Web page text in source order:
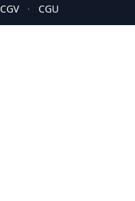
CGV · CGU